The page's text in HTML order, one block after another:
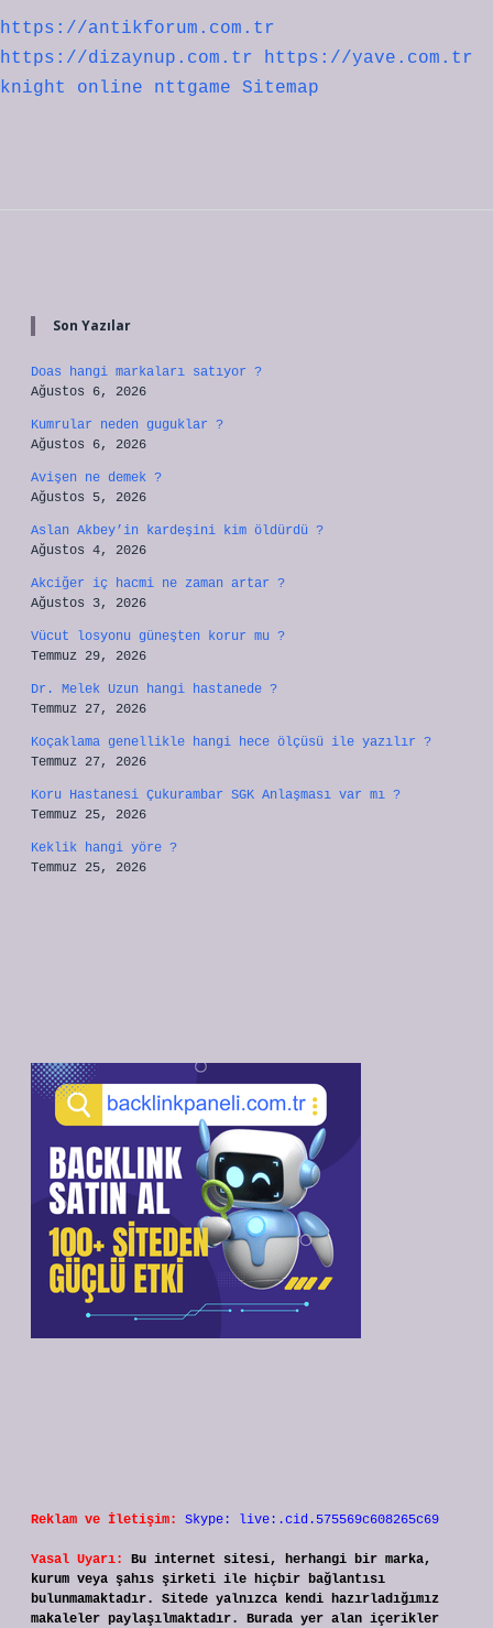
https://antikforum.com.tr
https://dizaynup.com.tr
https://yave.com.tr
knight online
nttgame Sitemap
Son Yazılar
Doas hangi markaları satıyor ?
Ağustos 6, 2026
Kumrular neden guguklar ?
Ağustos 6, 2026
Avişen ne demek ?
Ağustos 5, 2026
Aslan Akbey’in kardeşini kim öldürdü ?
Ağustos 4, 2026
Akciğer iç hacmi ne zaman artar ?
Ağustos 3, 2026
Vücut losyonu güneşten korur mu ?
Temmuz 29, 2026
Dr. Melek Uzun hangi hastanede ?
Temmuz 27, 2026
Koçaklama genellikle hangi hece ölçüsü ile yazılır ?
Temmuz 27, 2026
Koru Hastanesi Çukurambar SGK Anlaşması var mı ?
Temmuz 25, 2026
Keklik hangi yöre ?
Temmuz 25, 2026
Reklam ve İletişim: Skype: live:.cid.575569c608265c69
Yasal Uyarı:
Bu internet sitesi, herhangi bir marka,
kurum veya şahıs şirketi ile hiçbir bağlantısı
bulunmamaktadır. Sitede yalnızca kendi hazırladığımız
makaleler paylaşılmaktadır. Burada yer alan içerikler